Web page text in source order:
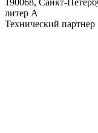
190068, Санкт-
литер А
Технический партнер